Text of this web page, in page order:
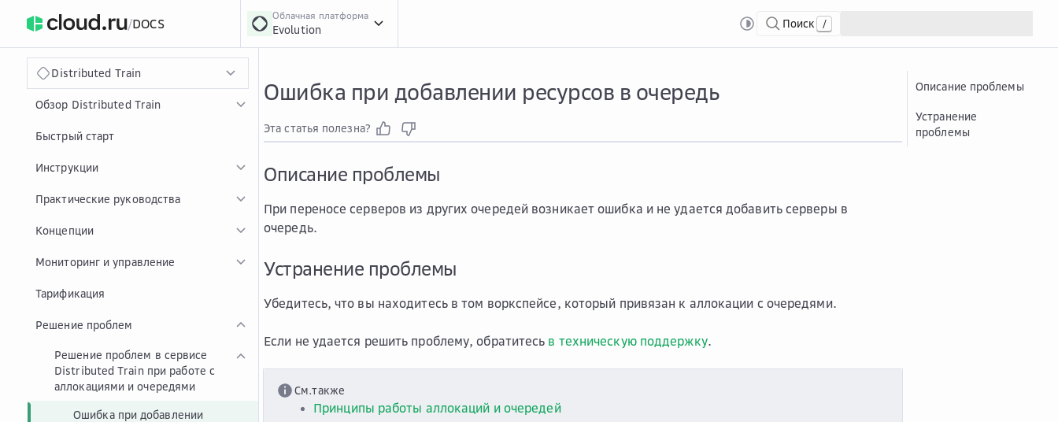
/DOCS
Облачная платформа
Evolution Поиск /
Distributed Train
Обзор Distributed Train
Быстрый старт
Инструкции
Практические руководства
Концепции
Мониторинг и управление
Тарификация
Решение проблем
Решение проблем в сервисе
Distributed Train при работе с
аллокациями и очередями
Ошибка при добавлении
Ошибка при добавлении ресурсов в очередь
Эта статья полезна?
Описание проблемы
При переносе серверов из других очередей возникает ошибка и не удается добавить серверы в
очередь.
Устранение проблемы
Убедитесь, что вы находитесь в том воркспейсе, который привязан к аллокации с очередями.
Если не удается решить проблему, обратитесь в техническую поддержку.
См.также
Принципы работы аллокаций и очередей
Описание проблемы
Устранение
проблемы